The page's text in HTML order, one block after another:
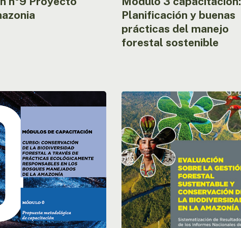
Planificación y buenas
prácticas del manejo
forestal sostenible
Sistematización
de
Resultados
de
los
Informes
Nacionales
de
los
Países
Miembros
de